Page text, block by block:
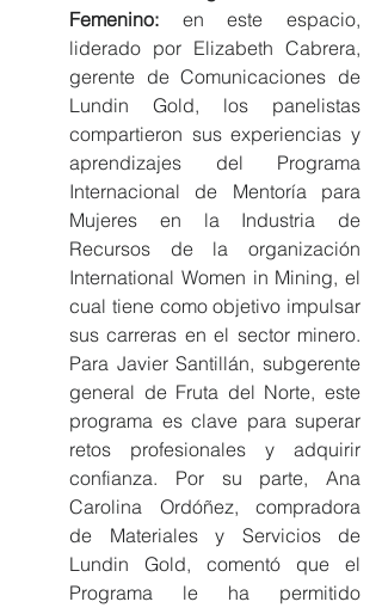
Femenino: en este espacio,
liderado por Elizabeth Cabrera,
gerente de Comunicaciones de
Lundin Gold, los panelistas
compartieron sus experiencias y
aprendizajes del Programa
Internacional de Mentoría para
Mujeres en la Industria de
Recursos de la organización
International Women in Mining, el
cual tiene como objetivo impulsar
sus carreras en el sector minero.
Para Javier Santillán, subgerente
general de Fruta del Norte, este
programa es clave para superar
retos profesionales y adquirir
confianza. Por su parte, Ana
Carolina Ordóñez, compradora
de Materiales y Servicios de
Lundin Gold, comentó que el
Programa le ha permitido